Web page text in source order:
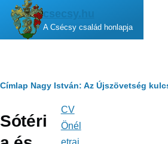
Ugrás a tartalomra
csecsy.hu
A Csécsy család honlapja
Morzsa
Címlap Nagy István: Az Újszövetség
Sótéri navigáció
CV
Önél
etraj